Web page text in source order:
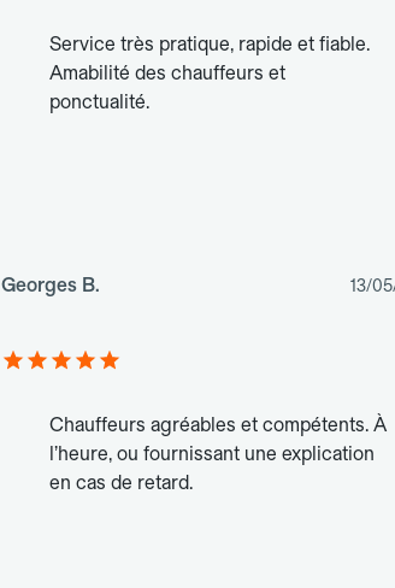
Service très pratique, rapide et fiable.
Amabilité des chauffeurs et
ponctualité.
Georges B. 13/
Chauffeurs agréables et compétents. À
l’heure, ou fournissant une explication
en cas de retard.